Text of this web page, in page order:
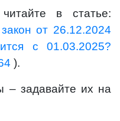
в статье:
от 26.12.2024
с 01.03.2025?
).
– задавайте их на